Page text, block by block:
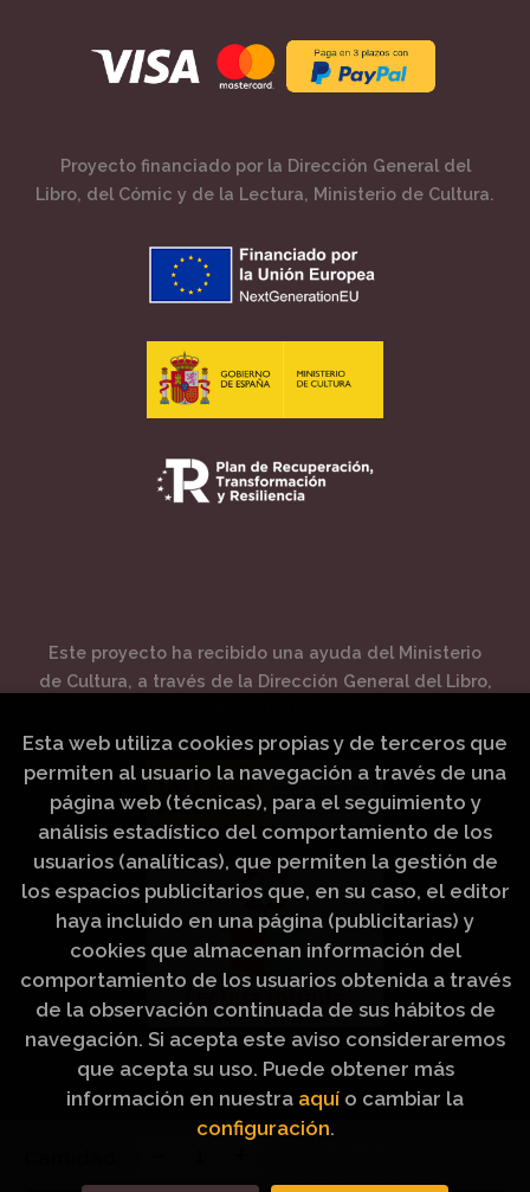
Proyecto financiado por la Dirección General del
Libro, del Cómic y de la Lectura, Ministerio de Cultura.
Este proyecto ha recibido una ayuda del Ministerio
de Cultura, a través de la Dirección General del Libro,
Artículos Religiosos Peinado
Esta web utiliza cookies propias y de terceros que
permiten al usuario la navegación a través de una
página web (técnicas), para el seguimiento y
análisis estadístico del comportamiento de los
usuarios (analíticas), que permiten la gestión de
los espacios publicitarios que, en su caso, el editor
haya incluido en una página (publicitarias) y
cookies que almacenan información del
comportamiento de los usuarios obtenida a través
de la observación continuada de sus hábitos de
navegación. Si acepta este aviso consideraremos
que acepta su uso. Puede obtener más
información en nuestra aquí o cambiar la
configuración.